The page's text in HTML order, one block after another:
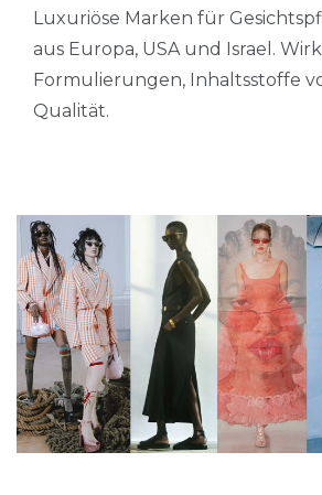
Luxuriöse Marken für
aus Europa, USA und Israel.
Formulierungen, Inhaltsstoffe
Qualität.